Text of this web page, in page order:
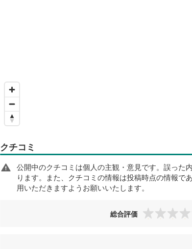
クチコミ
公開中のクチコミは個人の主観・意見です。誤った
ります。また、クチコミの情報は投稿時点の情報
用いただきますようお願いいたします。
総合評価